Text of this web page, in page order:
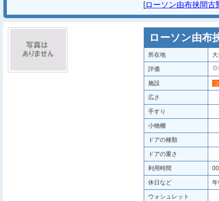
[ローソン由布挟間古
ローソン由布
所在地
評価
施設 コ
広さ
手すり
小物棚
ドアの種類
ドアの重さ
利用時間
休日など
ウォシュレット